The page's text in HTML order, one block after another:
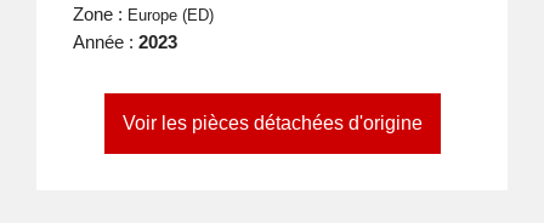
Zone : Europe (ED)
Année : 2023
Voir les pièces détachées d'origine